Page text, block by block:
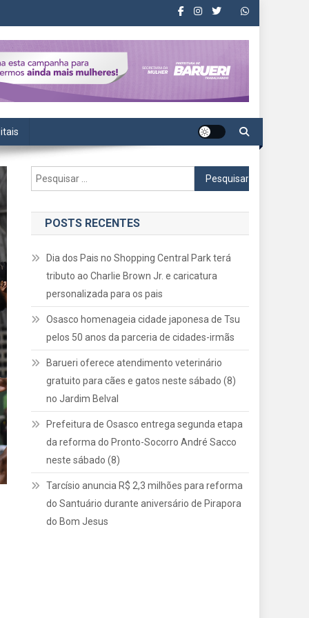
Pesquisar
por:
POSTS RECENTES
Dia dos Pais no Shopping Central Park terá
tributo ao Charlie Brown Jr. e caricatura
personalizada para os pais
Osasco homenageia cidade japonesa de Tsu
pelos 50 anos da parceria de cidades-irmãs
Barueri oferece atendimento veterinário
gratuito para cães e gatos neste sábado (8)
no Jardim Belval
Prefeitura de Osasco entrega segunda etapa
da reforma do Pronto-Socorro André Sacco
neste sábado (8)
Tarcísio anuncia R$ 2,3 milhões para reforma
do Santuário durante aniversário de Pirapora
do Bom Jesus